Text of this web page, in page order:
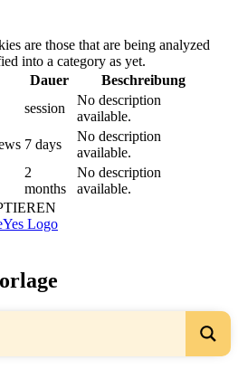
are those that are being analyzed
into a category as yet.
Dauer
Beschreibung
session
No description
available.
7 days
No description
available.
2
months
No description
available.